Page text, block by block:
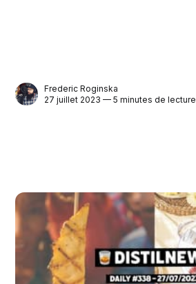
Frederic Roginska
27 juillet 2023 — 5 minutes de lecture